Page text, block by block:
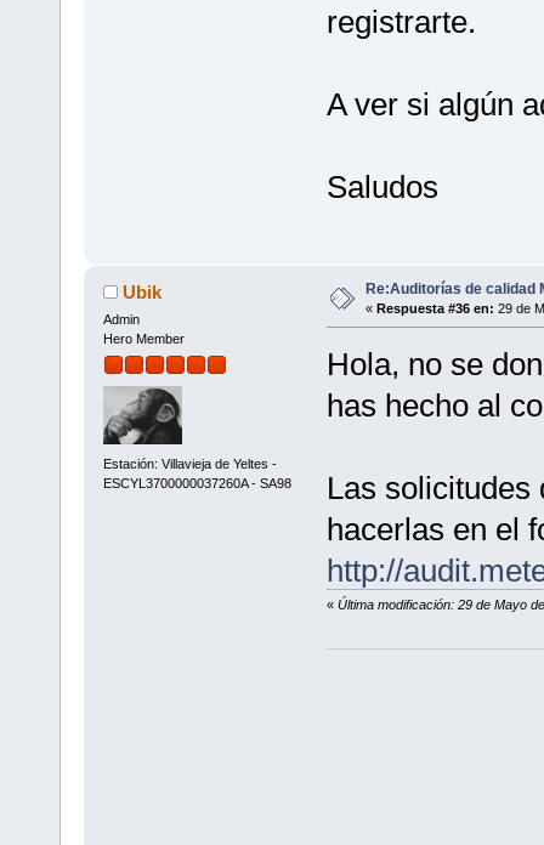
registrarte.
A ver si algún
Saludos
Ubik
Admin
Hero Member
Estación: Villavieja de Yeltes -
ESCYL3700000037260A - SA98
Re:Auditorías de calidad
« Respuesta #36 en: 29 de
Hola, no se
has hecho al
Las solicitudes
hacerlas en el
http://
« Última modificación: 29 de Mayo